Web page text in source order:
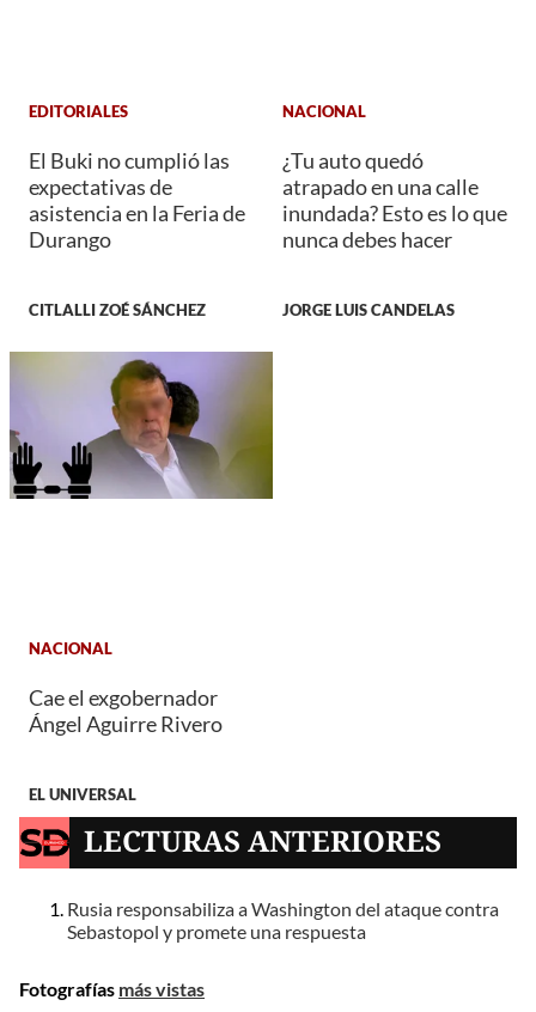
EDITORIALES
El Buki no cumplió las
expectativas de
asistencia en la Feria de
Durango
CITLALLI ZOÉ SÁNCHEZ
NACIONAL
¿Tu auto quedó
atrapado en una calle
inundada? Esto es lo que
nunca debes hacer
JORGE LUIS CANDELAS
NACIONAL
Cae el exgobernador
Ángel Aguirre Rivero
EL UNIVERSAL
LECTURAS ANTERIORES
Rusia responsabiliza a Washington del ataque contra
Sebastopol y promete una respuesta
Fotografías más vistas